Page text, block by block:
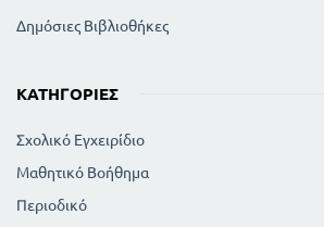
Δημόσιες Βιβλιοθήκες
ΚΑΤΗΓΟΡΊΕΣ
Σχολικό Εγχειρίδιο
Μαθητικό Βοήθημα
Περιοδικό